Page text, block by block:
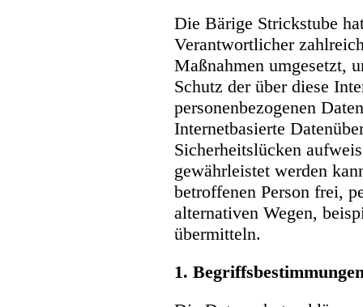
Die Bärige Strickstube
Verantwortlicher
Maßnahmen umgesetzt,
Schutz der über diese
personenbezogenen
Internetbasierte
Sicherheitslücken
gewährleistet werden
betroffenen Person frei,
alternativen Wegen,
übermitteln.
1.